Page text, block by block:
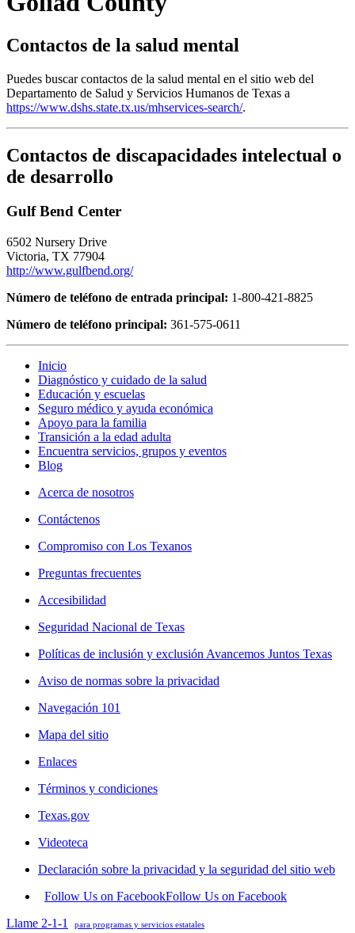
Contactos de la salud mental
Puedes buscar contactos de la salud mental en el sitio web del
Departamento de Salud y Servicios Humanos de Texas a
https://www.dshs.state.tx.us/mhservices-search/.
Contactos de discapacidades intelectual o
de desarrollo
Gulf Bend Center
6502 Nursery Drive
Victoria, TX 77904
http://www.gulfbend.org/
Número de teléfono de entrada principal: 1-800-421-8825
Número de teléfono principal: 361-575-0611
Inicio
Diagnóstico y cuidado de la salud
Educación y escuelas
Seguro médico y ayuda económica
Apoyo para la familia
Transición a la edad adulta
Encuentra servicios, grupos y eventos
Blog
Acerca de nosotros
Contáctenos
Compromiso con Los Texanos
Preguntas frecuentes
Accesibilidad
Seguridad Nacional de Texas
Políticas de inclusión y exclusión Avancemos Juntos Texas
Aviso de normas sobre la privacidad
Navegación 101
Mapa del sitio
Enlaces
Términos y condiciones
Texas.gov
Videoteca
Declaración sobre la privacidad y la seguridad del sitio web
Follow Us on FacebookFollow Us on Facebook
Llame 2-1-1
para programas y servicios estatales